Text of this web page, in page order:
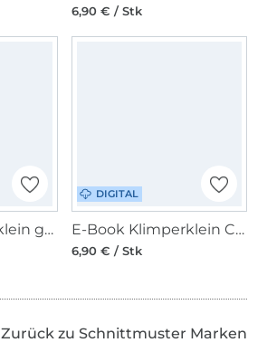
6,90 € / Stk
E-Book Klimperklein große Ballerinas
DIGITAL
E-Book Klimperklein Checkerhose
6,90 € / Stk
Zurück zu Schnittmuster Marken